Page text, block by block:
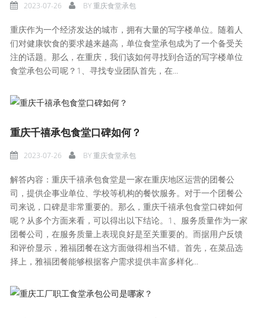
2023-07-26 BY重庆食堂承包
重庆作为一个经济发达的城市，拥有大量的写字楼单位。随着人
们对健康饮食的要求越来越高，单位食堂承包成为了一个备受关
注的话题。那么，在重庆，我们该如何寻找到合适的写字楼单位
食堂承包公司呢？1、寻找专业团队首先，在...
重庆千禧承包食堂口碑如何？
2023-07-26 BY重庆食堂承包
解答内容：重庆千禧承包食堂是一家在重庆地区运营的团餐公
司，提供企事业单位、学校等机构的餐饮服务。对于一个团餐公
司来说，口碑是非常重要的。那么，重庆千禧承包食堂口碑如何
呢？从多个方面来看，可以得出以下结论。1、服务质量作为一家
团餐公司，在服务质量上表现良好是至关重要的。而据用户反馈
和评价显示，雅福团餐在这方面做得相当不错。首先，在菜品选
择上，雅福团餐能够根据客户需求提供丰富多样化...